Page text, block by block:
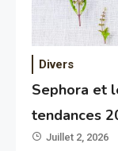
Divers
Sephora et
tendances
Juillet 2, 2026